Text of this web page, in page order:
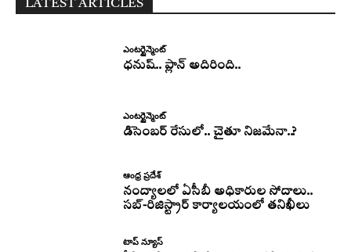
LATEST ARTICLES
ఎంటర్టైన్మెంట్
ధనుష్‌.. ప్లాన్ అదిరింది..
ఎంటర్టైన్మెంట్
డిసెంబర్ రేసులో.. చైతూ నిజమేనా..?
ఆంధ్ర ప్రదేశ్
నంద్యాలలో ఏసీబీ అధికారుల సోదాలు..
సబ్-రిజిస్ట్రార్ కార్యాలయంలో తనిఖీలు
టాప్ న్యూస్